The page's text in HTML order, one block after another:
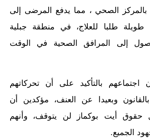
بالمركز الصحي ، مما يدفع المرضى إلى
طويلة طلبا للعلاج، في منطقة جبلية
إلى المرافق الصحية في الوقت
اجتماعهم بالتأكيد على أن تحركاتهم
وبعيدا عن العنف، مؤكدين أن
حقوق أيت بوكماز لن يتوقف، وأنهم
الجميع.